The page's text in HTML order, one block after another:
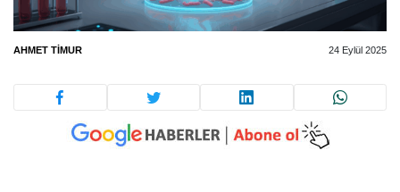
AHMET TIMUR 24 Eylül 2025